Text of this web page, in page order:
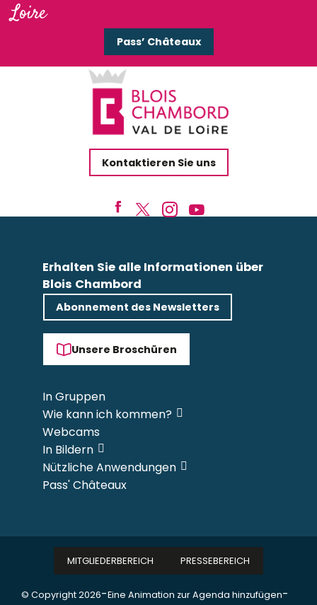
Loire
Pass’ Châteaux
Kontaktieren Sie uns
Erhalten Sie alle Informationen über
Blois Chambord
Abonnement des Newsletters
Unsere Broschüren
In Gruppen
Wie kann ich kommen?
Webcams
In Bildern
Nützliche Anwendungen
Pass' Châteaux
© Copyright 2026-Eine Animation zur Agenda hinzufügen-
MITGLIEDERBEREICH PRESSEBEREICH